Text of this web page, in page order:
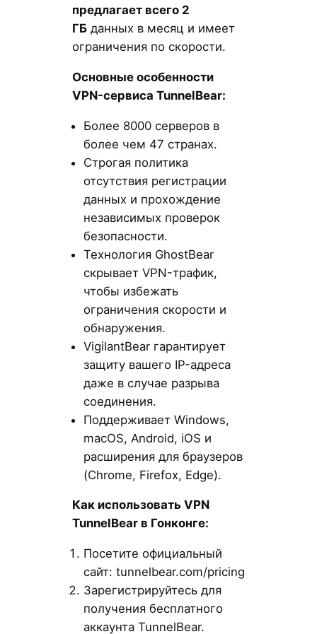
предлагает всего 2
ГБданных в месяц и имеет
ограничения по скорости.
Основные особенности
VPN-сервиса TunnelBear:
Более 8000 серверов в
более чем 47 странах.
Строгая политика
отсутствия регистрации
данных и прохождение
независимых проверок
безопасности.
Технология GhostBear
скрывает VPN-трафик,
чтобы избежать
ограничения скорости и
обнаружения.
VigilantBear гарантирует
защиту вашего IP-адреса
даже в случае разрыва
соединения.
Поддерживает Windows,
macOS, Android, iOS и
расширения для браузеров
(Chrome, Firefox, Edge).
Как использовать VPN
TunnelBear в Гонконге:
Посетите официальный
сайт: tunnelbear.com/pricing
Зарегистрируйтесь для
получения бесплатного
аккаунта TunnelBear.